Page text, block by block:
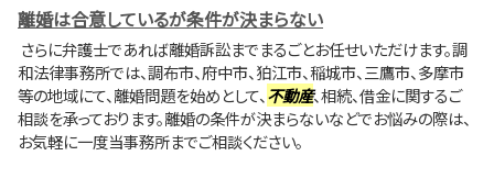
離婚は合意しているが条件が決まらない
さらに弁護士であれば離婚訴訟までまるごとお任せいただけます。調
和法律事務所では、調布市、府中市、狛江市、稲城市、三鷹市、多摩市
等の地域にて、離婚問題を始めとして、不動産、相続、借金に関するご
相談を承っております。離婚の条件が決まらないなどでお悩みの際は、
お気軽に一度当事務所までご相談ください。